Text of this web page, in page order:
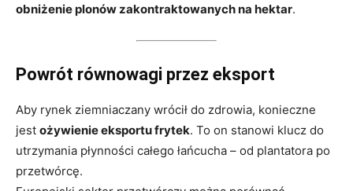
obniżenie plonów zakontraktowanych na hektar.
Powrót równowagi przez eksport
Aby rynek ziemniaczany wrócił do zdrowia, konieczne
jest ożywienie eksportu frytek. To on stanowi klucz do
utrzymania płynności całego łańcucha – od plantatora po
przetwórcę.